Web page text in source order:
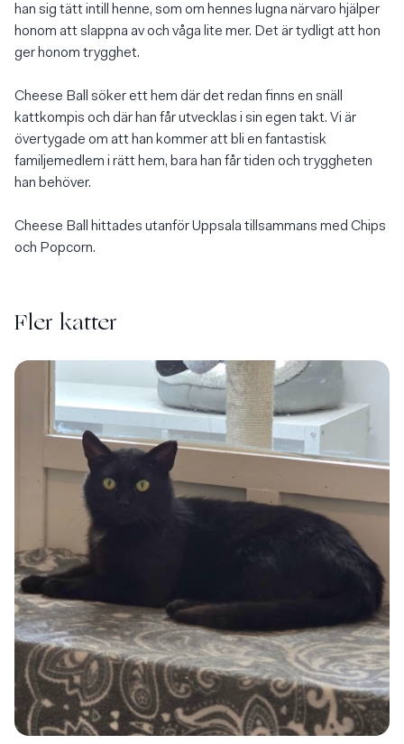
han sig tätt intill henne, som om hennes lugna närvaro hjälper
honom att slappna av och våga lite mer. Det är tydligt att hon
ger honom trygghet.
Cheese Ball söker ett hem där det redan finns en snäll
kattkompis och där han får utvecklas i sin egen takt. Vi är
övertygade om att han kommer att bli en fantastisk
familjemedlem i rätt hem, bara han får tiden och tryggheten
han behöver.
Cheese Ball hittades utanför Uppsala tillsammans med Chips
och Popcorn.
Fler katter